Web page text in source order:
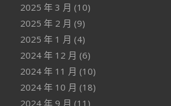
2025 年 3 月 (10)
2025 年 2 月 (9)
2025 年 1 月 (4)
2024 年 12 月 (6)
2024 年 11 月 (10)
2024 年 10 月 (18)
2024 年 9 月 (11)